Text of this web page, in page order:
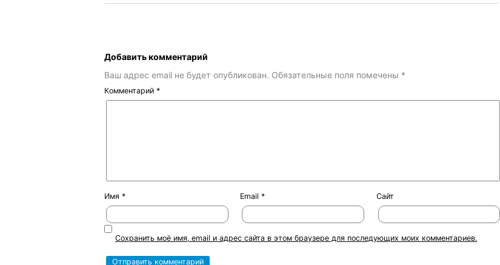
Добавить комментарий
Ваш адрес email не будет опубликован. Обязательные поля помечены *
Комментарий *
Имя * Email* Сайт
Сохранить моё имя, email и адрес сайта в этом браузере для последующих моих комментариев.